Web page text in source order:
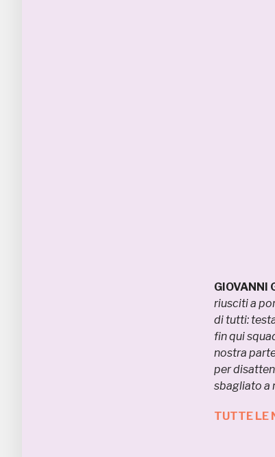
GIOVANNI
riusciti a
di tutti:
fin qui
nostra
per
sbagliato a
TUTTE LE